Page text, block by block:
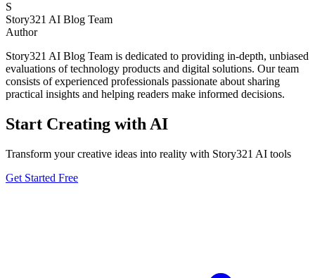
S
Story321 AI Blog Team
Author
Story321 AI Blog Team is dedicated to providing in-depth, unbiased
evaluations of technology products and digital solutions. Our team
consists of experienced professionals passionate about sharing
practical insights and helping readers make informed decisions.
Start Creating with AI
Transform your creative ideas into reality with Story321 AI tools
Get Started Free